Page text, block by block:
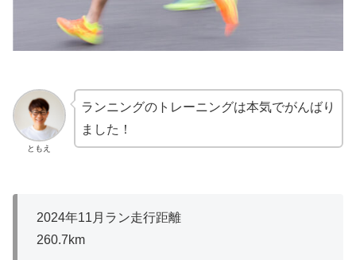
ともえ
ランニングのトレーニングは本気でがんばり
ました！
2024年11月ラン走行距離
260.7km